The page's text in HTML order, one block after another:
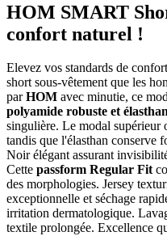
HOM SMART
confort naturel !
Elevez vos standards de
short sous-vêtement que les
parHOM avec minutie, ce
polyamide robuste et
singulière. Le modal supérieur
tandis que l'élasthan conserve
Noir élégant assurant
Cette passform Regular Fit
des morphologies. Jersey
exceptionnelle et séchage
irritation dermatologique.
textile prolongée. Excellence